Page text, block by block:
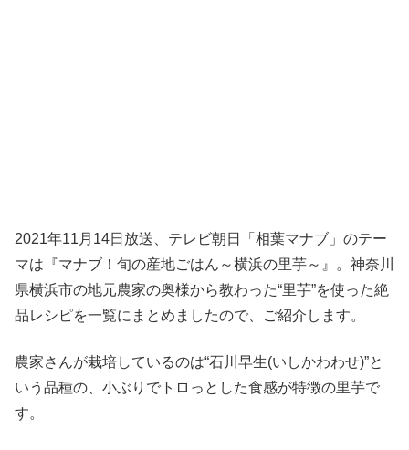
2021年11月14日放送、テレビ朝日「相葉マナブ」のテー
マは『マナブ！旬の産地ごはん～横浜の里芋～』。神奈川
県横浜市の地元農家の奥様から教わった“里芋”を使った絶
品レシピを一覧にまとめましたので、ご紹介します。
農家さんが栽培しているのは“石川早生(いしかわわせ)”と
いう品種の、小ぶりでトロっとした食感が特徴の里芋で
す。